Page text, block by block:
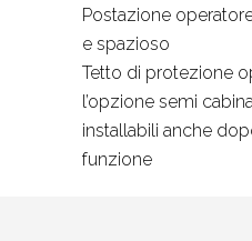
Postazione
e spazioso
Tetto di protezione
l’opzione semi
installabili anche
funzione